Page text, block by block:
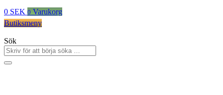
0 SEK 0 Varukorg
Butiksmeny
Sök